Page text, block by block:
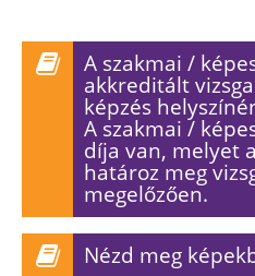
A szakmai /
akkreditált
képzés
A szakmai /
díja van, melyet
határoz meg
megelőzően.
Nézd meg